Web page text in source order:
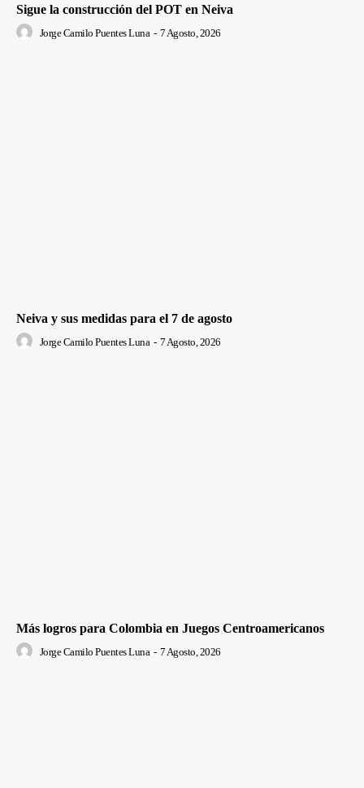
Sigue la construcción del POT en Neiva
Jorge Camilo Puentes Luna - 7 Agosto, 2026
Neiva y sus medidas para el 7 de agosto
Jorge Camilo Puentes Luna - 7 Agosto, 2026
Más logros para Colombia en Juegos Centroamericanos
Jorge Camilo Puentes Luna - 7 Agosto, 2026